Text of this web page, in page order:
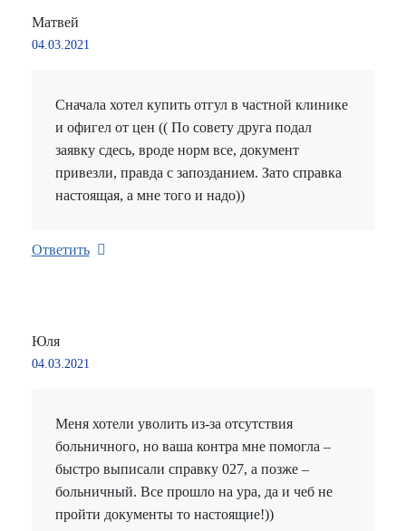
Матвей
04.03.2021
Сначала хотел купить отгул в частной клинике
и офигел от цен (( По совету друга подал
заявку сдесь, вроде норм все, документ
привезли, правда с запозданием. Зато справка
настоящая, а мне того и надо))
Ответить
Юля
04.03.2021
Меня хотели уволить из-за отсутствия
больничного, но ваша контра мне помогла –
быстро выписали справку 027, а позже –
больничный. Все прошло на ура, да и чеб не
пройти документы то настоящие!))